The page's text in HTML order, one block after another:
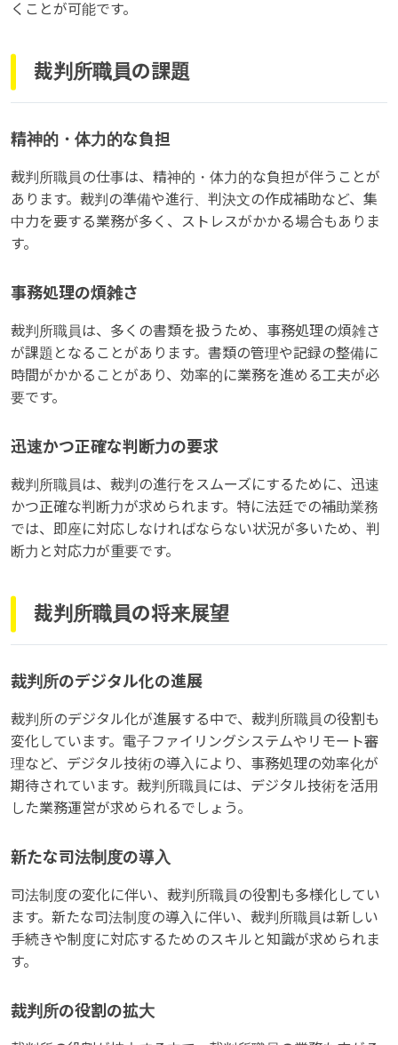
くことが可能です。
裁判所職員の課題
精神的・体力的な負担
裁判所職員の仕事は、精神的・体力的な負担が伴うことが
あります。裁判の準備や進行、判決文の作成補助など、集
中力を要する業務が多く、ストレスがかかる場合もありま
す。
事務処理の煩雑さ
裁判所職員は、多くの書類を扱うため、事務処理の煩雑さ
が課題となることがあります。書類の管理や記録の整備に
時間がかかることがあり、効率的に業務を進める工夫が必
要です。
迅速かつ正確な判断力の要求
裁判所職員は、裁判の進行をスムーズにするために、迅速
かつ正確な判断力が求められます。特に法廷での補助業務
では、即座に対応しなければならない状況が多いため、判
断力と対応力が重要です。
裁判所職員の将来展望
裁判所のデジタル化の進展
裁判所のデジタル化が進展する中で、裁判所職員の役割も
変化しています。電子ファイリングシステムやリモート審
理など、デジタル技術の導入により、事務処理の効率化が
期待されています。裁判所職員には、デジタル技術を活用
した業務運営が求められるでしょう。
新たな司法制度の導入
司法制度の変化に伴い、裁判所職員の役割も多様化してい
ます。新たな司法制度の導入に伴い、裁判所職員は新しい
手続きや制度に対応するためのスキルと知識が求められま
す。
裁判所の役割の拡大